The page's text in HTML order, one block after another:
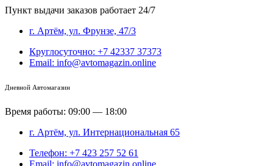
Пункт выдачи заказов работает 24/7
г. Артём, ул. Фрунзе, 47/3
Круглосуточно: +7 42337 37373
Email: info@avtomagazin.online
Дневной Автомагазин
Время работы: 09:00 — 18:00
г. Артём, ул. Интернациональная 65
Телефон: +7 423 257 52 61